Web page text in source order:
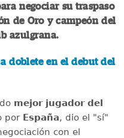
negociar su traspaso
de Oro y campeón del
azulgrana.
doblete en el debut del
mejor jugador del
por España, dio el "sí"
con el